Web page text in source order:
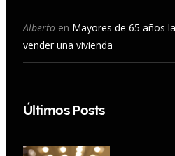
Alberto en Mayores de 65 años
vender una vivienda
Últimos Posts